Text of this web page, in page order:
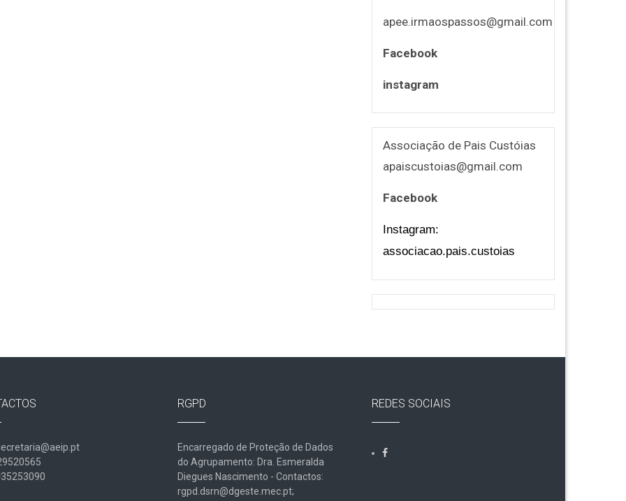
apee.irmaospassos@gmail.com
Facebook
instagram
Associação de Pais Custóias
apaiscustoias@gmail.com
Facebook
Instagram:
associacao.pais.custoias
RGPD
Encarregado de Proteção de Dados
do Agrupamento: Dra. Esmeralda
Diegues Nascimento - Contactos:
rgpd.dsrn@dgeste.mec.pt;
REDES SOCIAIS